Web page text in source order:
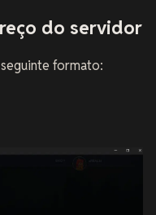
do servidor
formato: